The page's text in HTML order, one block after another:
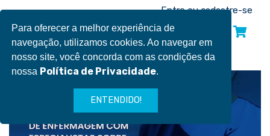
Para oferecer a melhor experiência de
navegação, utilizamos cookies. Ao navegar em
nosso site, você concorda com as condições da
nossa Política de Privacidade.
ENTENDIDO!
conteúdo
Entre ou cadastre-se
INSCREVA-SE